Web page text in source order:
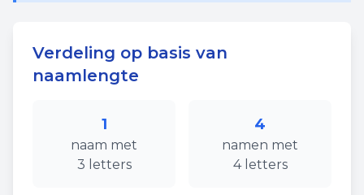
Verdeling op basis van
naamlengte
1
naam met
3 letters
4
namen met
4letters